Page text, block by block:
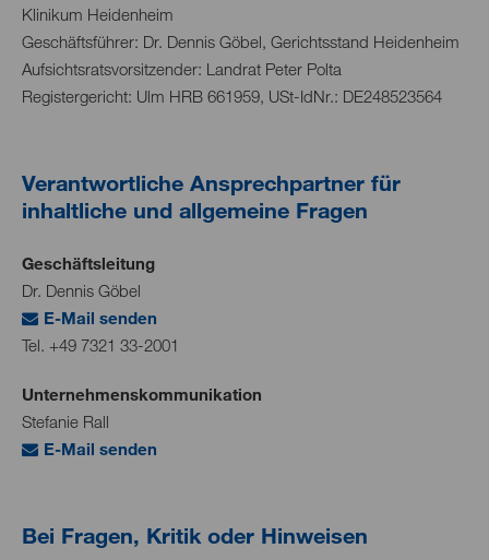
Klinikum Heidenheim
Geschäftsführer: Dr. Dennis Göbel, Gerichtsstand Heidenheim
Aufsichtsratsvorsitzender: Landrat Peter Polta
Registergericht: Ulm HRB 661959, USt-IdNr.: DE248523564
Verantwortliche Ansprechpartner für
inhaltliche und allgemeine Fragen
Geschäftsleitung
Dr. Dennis Göbel
E-Mail senden
Tel. +49 7321 33-2001
Unternehmenskommunikation
Stefanie Rall
E-Mail senden
Bei Fragen, Kritik oder Hinweisen